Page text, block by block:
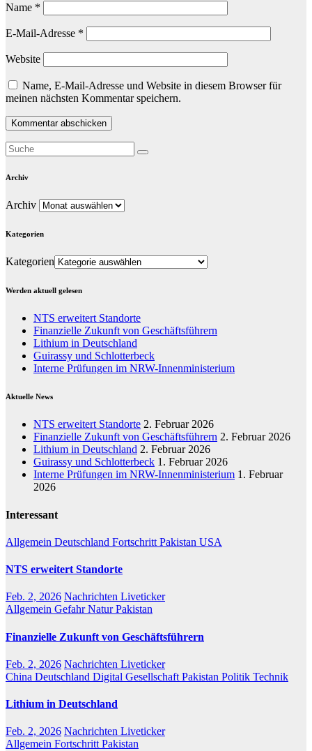
Name *
E-Mail-Adresse *
Website
Name, E-Mail-Adresse und Website in diesem Browser für
meinen nächsten Kommentar speichern.
Archiv
Archiv
Kategorien
Kategorien
Werden aktuell gelesen
NTS erweitert Standorte
Finanzielle Zukunft von Geschäftsführern
Lithium in Deutschland
Guirassy und Schlotterbeck
Interne Prüfungen im NRW-Innenministerium
Aktuelle News
NTS erweitert Standorte 2. Februar 2026
Finanzielle Zukunft von Geschäftsführern 2. Februar 2026
Lithium in Deutschland 2. Februar 2026
Guirassy und Schlotterbeck 1. Februar 2026
Interne Prüfungen im NRW-Innenministerium 1. Februar
2026
Interessant
Allgemein Deutschland Fortschritt Pakistan USA
NTS erweitert Standorte
Feb. 2, 2026 Nachrichten Liveticker
Allgemein GefahrNaturPakistan
Finanzielle Zukunft von Geschäftsführern
Feb. 2, 2026 Nachrichten Liveticker
China Deutschland Digital Gesellschaft Pakistan Politik Technik
Lithium in Deutschland
Feb. 2, 2026 Nachrichten Liveticker
Allgemein Fortschritt Pakistan